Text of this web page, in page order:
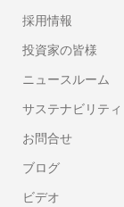
採用情報
投資家の皆様
ニュースルーム
サステナビリティ
お問合せ
ブログ
ビデオ